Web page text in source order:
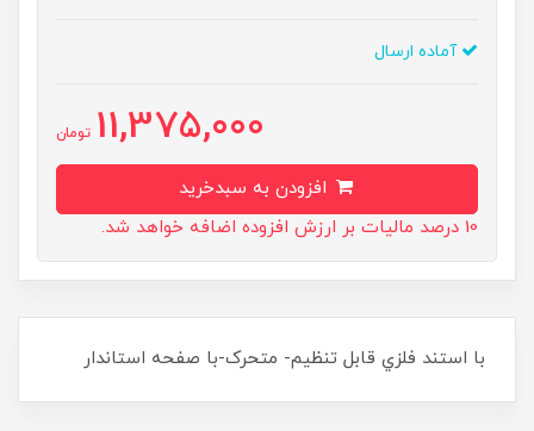
آماده ارسال
11,375,000 تومان
10 درصد مالیات بر ارزش افزوده اضافه خواهد شد.
با استند فلزي قابل تنظيم- متحرک-با صفحه استاندار